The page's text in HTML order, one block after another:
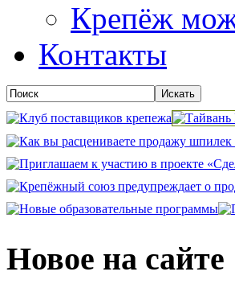
Крепёж
Контакты
Новое на сайте